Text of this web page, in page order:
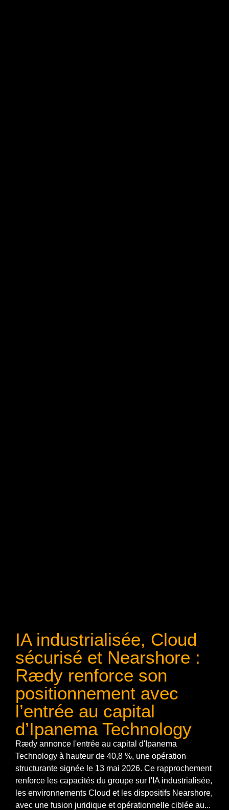
IA industrialisée, Cloud
sécurisé et Nearshore :
Rædy renforce son
positionnement avec
l’entrée au capital
d’Ipanema Technology
Rædy annonce l'entrée au capital d'Ipanema
Technology à hauteur de 40,8 %, une opération
structurante signée le 13 mai 2026. Ce rapprochement
renforce les capacités du groupe sur l'IA industrialisée,
les environnements Cloud et les dispositifs Nearshore,
avec une fusion juridique et opérationnelle ciblée au...